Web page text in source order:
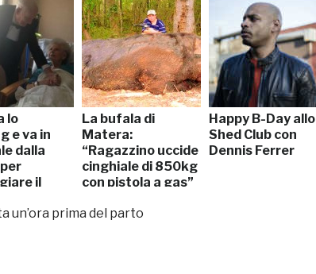
lo
e va in
dalla
il
La bufala di
Matera:
“Ragazzino uccide
cinghiale di 850kg
con pistola a gas”
Happy B-Day allo
Shed Club con
Dennis Ferrer
un’ora prima del parto